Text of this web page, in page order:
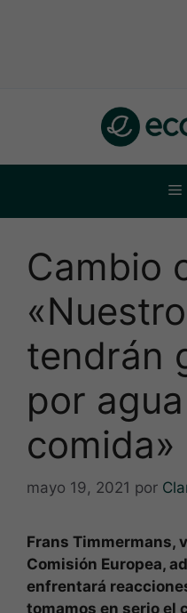
Cambio
tendrán
por
comida»
mayo 19, 2021 por
Frans Timmermans,
Comisión Europea,
enfrentará
tomamos en serio el